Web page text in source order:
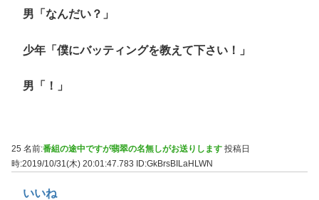
男「なんだい？」
少年「僕にバッティングを教えて下さい！」
男「！」
25 名前:番組の途中ですが翡翠の名無しがお送りします 投稿日
時:2019/10/31(木) 20:01:47.783
ID:GkBrsBILaHLWN
いいね